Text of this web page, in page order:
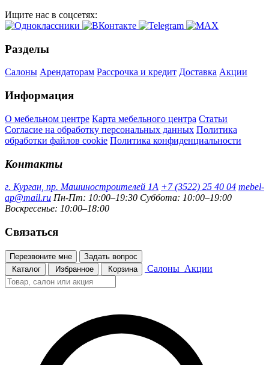
Ищите нас в соцсетях:
Разделы
Салоны Арендаторам Рассрочка и кредит Доставка Акции
Информация
О мебельном центре Карта мебельного центра Статьи
Согласие на обработку персональных данных Политика
обработки файлов cookie Политика конфиденциальности
Контакты
г. Курган, пр. Машиностроителей 1А +7 (3522) 25 40 04 mebel-
ap@mail.ru Пн-Пт: 10:00–19:30 Суббота: 10:00–19:00
Воскресенье: 10:00–18:00
Связаться
Перезвоните мне
Задать вопрос
Каталог
Избранное Корзина Салоны Акции